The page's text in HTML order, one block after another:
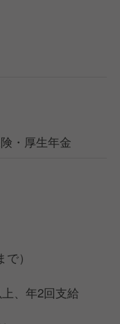
・厚生年金
）
、年2回支給